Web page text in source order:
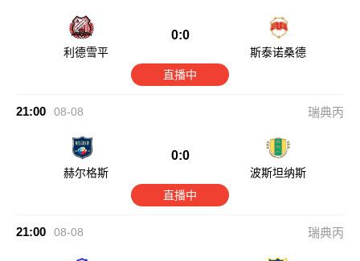
利德雪平
0:0
斯泰诺桑德
直播中
21:00 08-08 瑞典丙
赫尔格斯
0:0
波斯坦纳斯
直播中
21:00 08-08 瑞典丙